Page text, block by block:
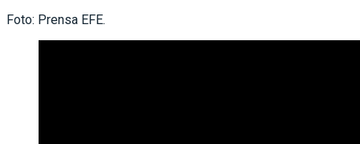
Foto: Prensa EFE.